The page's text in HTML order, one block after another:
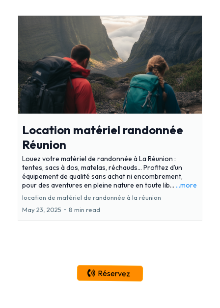
Location matériel randonnée
Réunion
Louez votre matériel de randonnée à La Réunion :
tentes, sacs à dos, matelas, réchauds… Profitez d’un
équipement de qualité sans achat ni encombrement,
pour des aventures en pleine nature en toute lib... ...more
location de matériel de randonnée à la réunion
May 23, 2025 • 8 min read
Réservez